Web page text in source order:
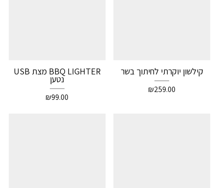
קילשון יוקרתי לחיתוך בשר
₪259.00
BBQ LIGHTER מצת USB
נטען
₪99.00